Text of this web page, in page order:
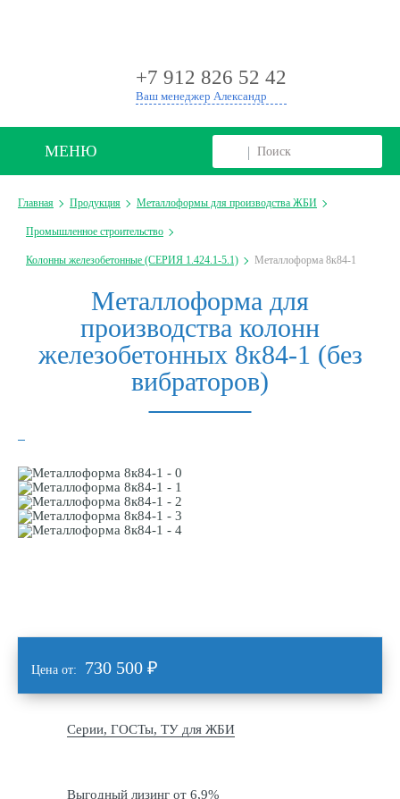
+7 912 826 52 42
Ваш менеджер Александр
МЕНЮ
Главная Продукция Металлоформы для производства ЖБИ
Промышленное строительство
Колонны железобетонные (СЕРИЯ 1.424.1-5.1) Металлоформа 8к84-1
Металлоформа для
производства колонн
железобетонных 8к84-1 (без
вибраторов)
Цена от: 730 500 ₽
Серии, ГОСТы, ТУ для ЖБИ
Выгодный лизинг от 6,9%